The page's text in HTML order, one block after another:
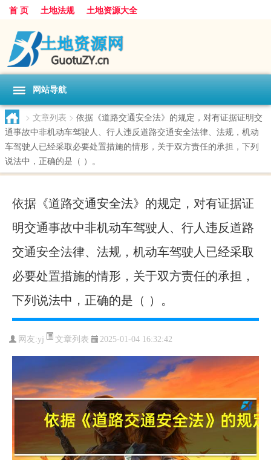
首 页 土地法规 土地资源大全
网站导航
> 文章列表 > 依据《道路交通安全法》的规定，对有证据证明交
通事故中非机动车驾驶人、行人违反道路交通安全法律、法规，机动
车驾驶人已经采取必要处置措施的情形，关于双方责任的承担，下列
说法中，正确的是（ ）。
依据《道路交通安全法》的规定，对有证据证
明交通事故中非机动车驾驶人、行人违反道路
交通安全法律、法规，机动车驾驶人已经采取
必要处置措施的情形，关于双方责任的承担，
下列说法中，正确的是（ ）。
网友:yj 文章列表 2025-01-04 16:32:42